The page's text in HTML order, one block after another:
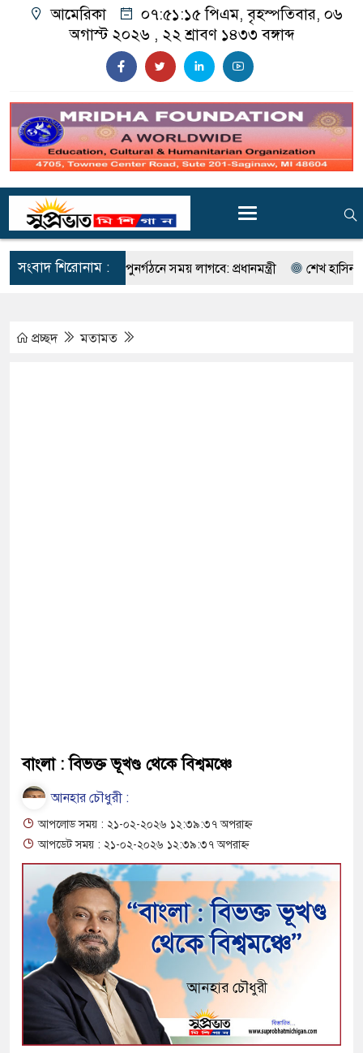
আমেরিকা ০৭:৫১:১৮ পিএম, বৃহস্পতিবার, ০৬
অগাস্ট ২০২৬ , ২২ শ্রাবণ ১৪৩৩ বঙ্গাব্দ
সংবাদ শিরোনাম :
পুনর্গঠনে সময় লাগবে: প্রধানমন্ত্রী শেখ হাসিনার বক্তব্য প্রচারে
প্রচ্ছদ মতামত
বাংলা : বিভক্ত ভূখণ্ড থেকে বিশ্বমঞ্চে
আনহার চৌধুরী :
আপলোড সময় : ২১-০২-২০২৬ ১২:৩৯:৩৭ অপরাহ্ন
আপডেট সময় : ২১-০২-২০২৬ ১২:৩৯:৩৭ অপরাহ্ন